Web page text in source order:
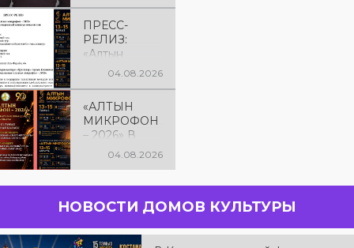
Вас с днём
рождения!
ПРЕСС-
РЕЛИЗ:
«Алтын
микрофон –
ный конкурс
вокалистов
04.08.2026
«АЛТЫН
МИКРОФОН
– 2026» В
КОСТАНАЕ! С
Костанае
XXII
04.08.2026
НОВОСТИ ДОМОВ КУЛЬТУРЫ